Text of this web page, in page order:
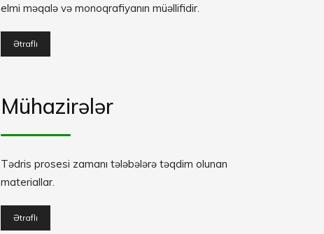
elmi məqalə və monoqrafiyanın müəllifidir.
Ətraflı
Mühazirələr
Tədris prosesi zamanı tələbələrə təqdim olunan
materiallar.
Ətraflı